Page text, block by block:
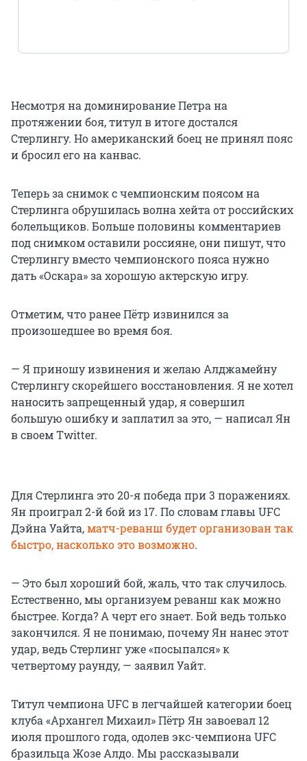
Несмотря на доминирование Петра на
протяжении боя, титул в итоге достался
Стерлингу. Но американский боец не принял пояс
и бросил его на канвас.
Теперь за снимок с чемпионским поясом на
Стерлинга обрушилась волна хейта от российских
болельщиков. Больше половины комментариев
под снимком оставили россияне, они пишут, что
Стерлингу вместо чемпионского пояса нужно
дать «Оскара» за хорошую актерскую игру.
Отметим, что ранее Пётр извинился за
произошедшее во время боя.
— Я приношу извинения и желаю Алджамейну
Стерлингу скорейшего восстановления. Я не хотел
наносить запрещенный удар, я совершил
большую ошибку и заплатил за это, — написал Ян
в своем Twitter.
Для Стерлинга это 20-я победа при 3 поражениях.
Ян проиграл 2-й бой из 17. По словам главы UFC
Дэйна Уайта,матч-реванш будет организован так
быстро, насколько это возможно.
— Это был хороший бой, жаль, что так случилось.
Естественно, мы организуем реванш как можно
быстрее. Когда? А черт его знает. Бой ведь только
закончился. Я не понимаю, почему Ян нанес этот
удар, ведь Стерлинг уже «посыпался» к
четвертому раунду, — заявил Уайт.
Титул чемпиона UFC в легчайшей категории боец
клуба «Архангел Михаил» Пётр Ян завоевал 12
июля прошлого года, одолев экс-чемпиона UFC
бразильца Жозе Алдо. Мы рассказывали